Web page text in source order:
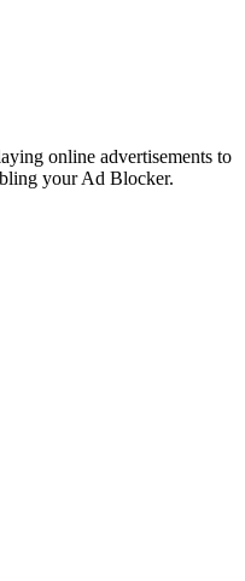
online advertisements to
your Ad Blocker.